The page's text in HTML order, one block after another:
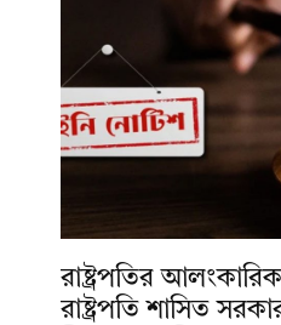
রাষ্ট্রপতির
রাষ্ট্রপতি শাসিত